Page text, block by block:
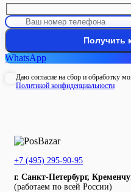
WhatsApp
Даю согласие на сбор и обработку
Политикой конфиденциальности
+7 (495) 295-90-95
г. Санкт-Петербург,
(работаем по всей России)